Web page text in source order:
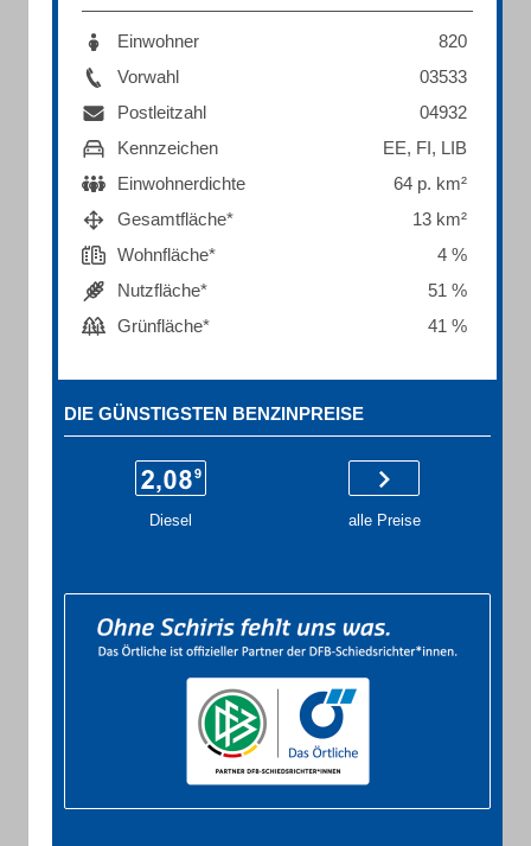
Einwohner
820
Vorwahl
03533
Postleitzahl
04932
Kennzeichen
EE, FI, LIB
Einwohnerdichte
64 p. km²
Gesamtfläche*
13 km²
Wohnfläche*
4 %
Nutzfläche*
51 %
Grünfläche*
41 %
DIE GÜNSTIGSTEN BENZINPREISE
Diesel alle Preise